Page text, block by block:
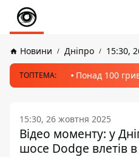
Новини Дніпро 15:30,
ТОПТЕМА: Понад 100
15:30, 26 жовтня 2025
Відео моменту: у
шосе Dodge влетів